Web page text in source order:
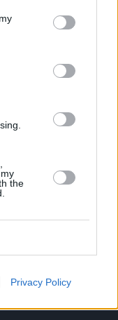
the
Privacy Policy
άλλα ευρωπαϊκά